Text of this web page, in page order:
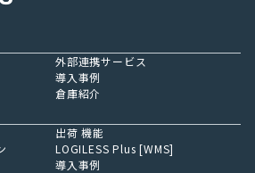
外部連携サービス
導入事例
倉庫紹介
出荷 機能
LOGILESS Plus [WMS]
導入事例